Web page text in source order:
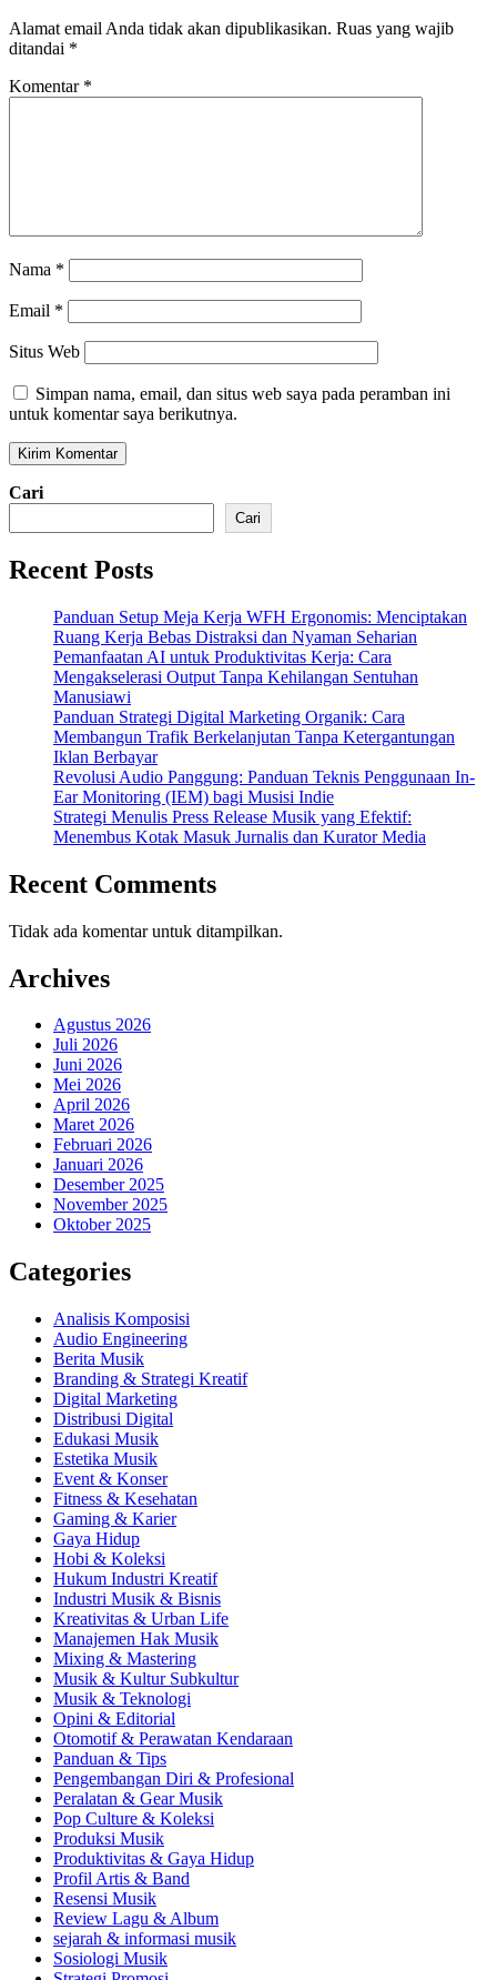
Alamat email Anda tidak akan dipublikasikan. Ruas yang wajib
ditandai *
Komentar *
Nama *
Email *
Situs Web
Simpan nama, email, dan situs web saya pada peramban ini
untuk komentar saya berikutnya.
Cari
Cari
Recent Posts
Panduan Setup Meja Kerja WFH Ergonomis: Menciptakan
Ruang Kerja Bebas Distraksi dan Nyaman Seharian
Pemanfaatan AI untuk Produktivitas Kerja: Cara
Mengakselerasi Output Tanpa Kehilangan Sentuhan
Manusiawi
Panduan Strategi Digital Marketing Organik: Cara
Membangun Trafik Berkelanjutan Tanpa Ketergantungan
Iklan Berbayar
Revolusi Audio Panggung: Panduan Teknis Penggunaan In-
Ear Monitoring (IEM) bagi Musisi Indie
Strategi Menulis Press Release Musik yang Efektif:
Menembus Kotak Masuk Jurnalis dan Kurator Media
Recent Comments
Tidak ada komentar untuk ditampilkan.
Archives
Agustus 2026
Juli 2026
Juni 2026
Mei 2026
April 2026
Maret 2026
Februari 2026
Januari 2026
Desember 2025
November 2025
Oktober 2025
Categories
Analisis Komposisi
Audio Engineering
Berita Musik
Branding & Strategi Kreatif
Digital Marketing
Distribusi Digital
Edukasi Musik
Estetika Musik
Event & Konser
Fitness & Kesehatan
Gaming & Karier
Gaya Hidup
Hobi & Koleksi
Hukum Industri Kreatif
Industri Musik & Bisnis
Kreativitas & Urban Life
Manajemen Hak Musik
Mixing & Mastering
Musik & Kultur Subkultur
Musik & Teknologi
Opini & Editorial
Otomotif & Perawatan Kendaraan
Panduan & Tips
Pengembangan Diri & Profesional
Peralatan & Gear Musik
Pop Culture & Koleksi
Produksi Musik
Produktivitas & Gaya Hidup
Profil Artis & Band
Resensi Musik
Review Lagu & Album
sejarah & informasi musik
Sosiologi Musik